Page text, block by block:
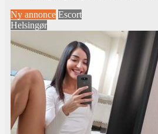
Ny annonce Escort
Helsingør